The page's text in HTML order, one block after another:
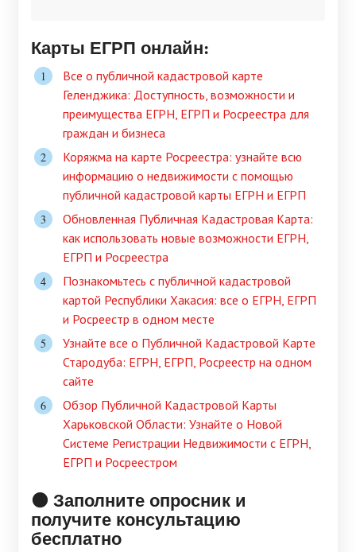
Карты ЕГРП онлайн:
Все о публичной кадастровой карте
Геленджика: Доступность, возможности и
преимущества ЕГРН, ЕГРП и Росреестра для
граждан и бизнеса
Коряжма на карте Росреестра: узнайте всю
информацию о недвижимости с помощью
публичной кадастровой карты ЕГРН и ЕГРП
Обновленная Публичная Кадастровая Карта:
как использовать новые возможности ЕГРН,
ЕГРП и Росреестра
Познакомьтесь с публичной кадастровой
картой Республики Хакасия: все о ЕГРН, ЕГРП
и Росреестр в одном месте
Узнайте все о Публичной Кадастровой Карте
Стародуба: ЕГРН, ЕГРП, Росреестр на одном
сайте
Обзор Публичной Кадастровой Карты
Харьковской Области: Узнайте о Новой
Системе Регистрации Недвижимости с ЕГРН,
ЕГРП и Росреестром
🟠 Заполните опросник и
получите консультацию
бесплатно